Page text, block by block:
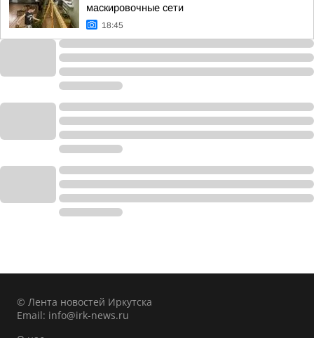
маскировочные сети
18:45
© Лента новостей Иркутска
Email: info@irk-news.ru